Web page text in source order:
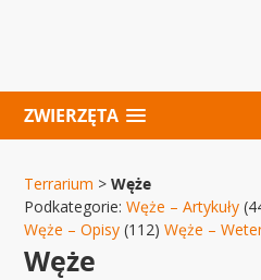
ZWIERZĘTA
Terrarium >Węże
Podkategorie:Węże – Artykuły
Węże – Opisy (112)Węże –
Węże